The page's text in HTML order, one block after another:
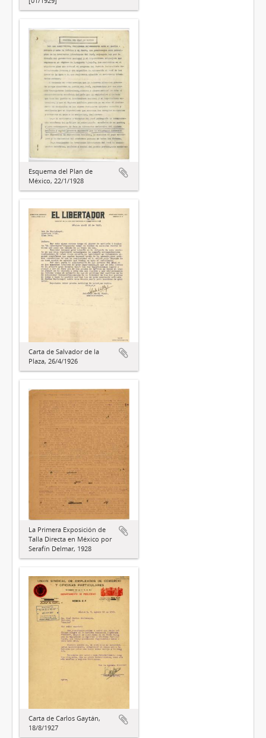
Esquema del Plan de
México, 22/1/1928
Carta de Salvador de la
Plaza, 26/4/1926
La Primera Exposición de
Talla Directa en México por
Serafín Delmar, 1928
Carta de Carlos Gaytán,
18/8/1927